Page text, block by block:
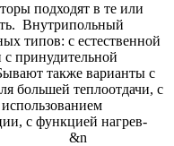
подходят в те или
Внутрипольный
типов: с естественной
с принудительной
также варианты с
большей теплоотдачи, с
с функцией нагрев-
&n